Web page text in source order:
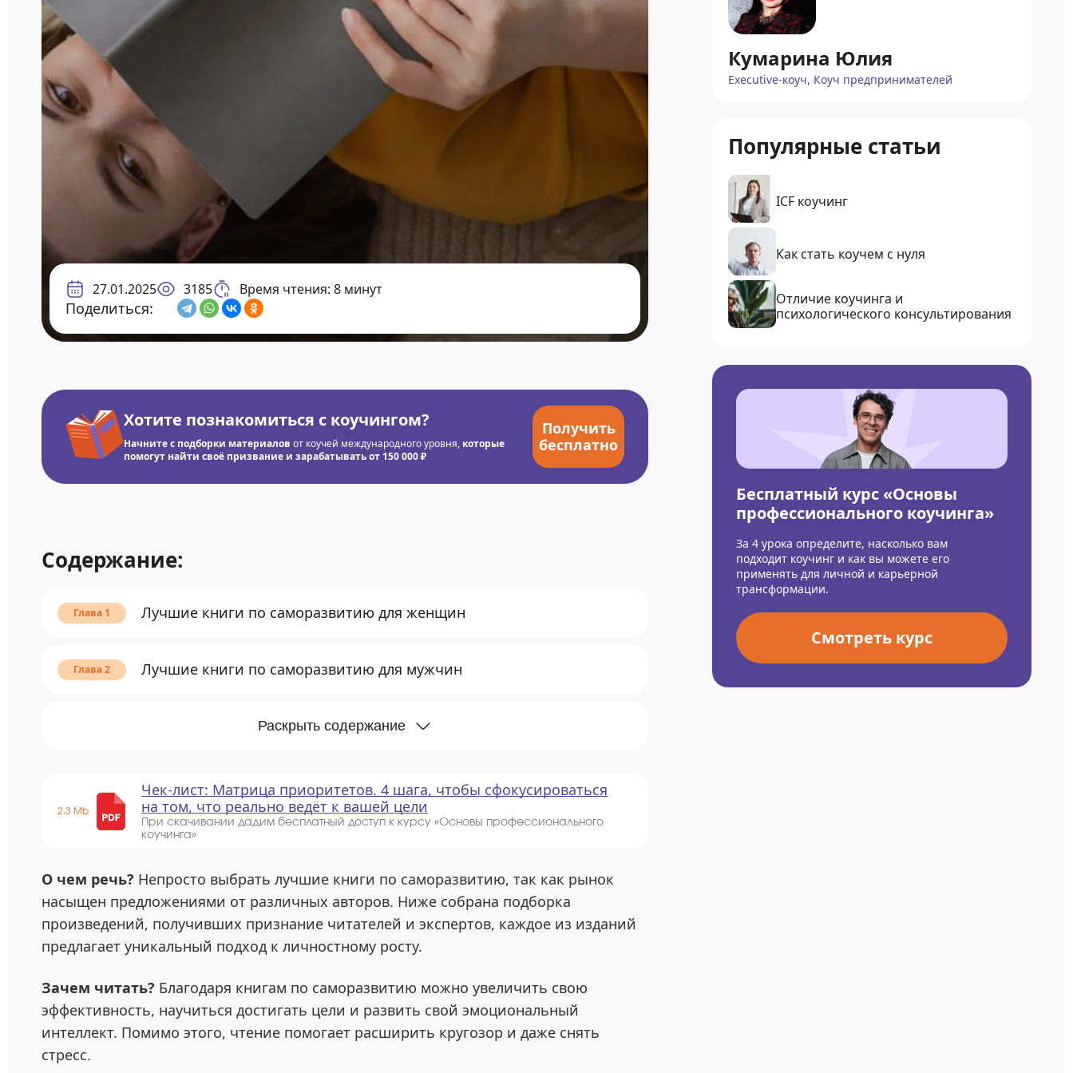
27.01.2025 3185 Время чтения: 8 минут
Поделиться:
Хотите познакомиться с коучингом?
Начните с подборки материалов от коучей международного уровня, которые
помогут найти своё призвание и зарабатывать от 150 000 ₽
Получить
бесплатно
Содержание:
Лучшие книги по саморазвитию для женщин
Лучшие книги по саморазвитию для мужчин
Раскрыть содержание
2.3 Mb
Чек-лист: Матрица приоритетов. 4 шага, чтобы сфокусироваться
на том, что реально ведёт к вашей цели
При скачивании дадим бесплатный доступ к курсу «Основы профессионального
коучинга»
О чем речь? Непросто выбрать лучшие книги по саморазвитию, так как рынок
насыщен предложениями от различных авторов. Ниже собрана подборка
произведений, получивших признание читателей и экспертов, каждое из изданий
предлагает уникальный подход к личностному росту.
Зачем читать? Благодаря книгам по саморазвитию можно увеличить свою
эффективность, научиться достигать цели и развить свой эмоциональный
интеллект. Помимо этого, чтение помогает расширить кругозор и даже снять
стресс.
Кумарина Юлия
Executive-коуч, Коуч предпринимателей
Популярные статьи
ICF коучинг
Как стать коучем с нуля
Отличие коучинга и
психологического консультирования
Бесплатный курс «Основы
профессионального коучинга»
За 4 урока определите, насколько вам
подходит коучинг и как вы можете его
применять для личной и карьерной
трансформации.
Смотреть курс